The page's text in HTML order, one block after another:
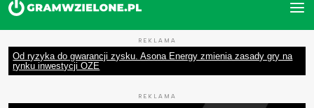
REKLAMA
Od ryzyka do gwarancji zysku. Asona Energy zmienia zasady gry na
rynku inwestycji OZE
REKLAMA